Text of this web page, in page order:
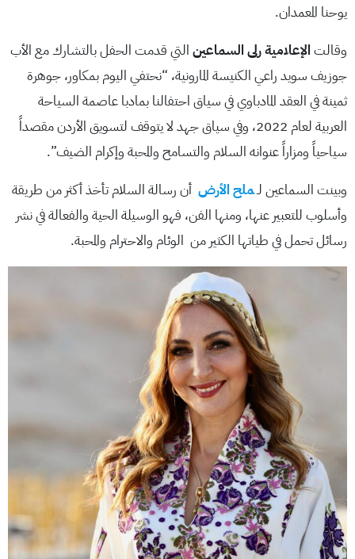
يوحنا المعمدان.
وقالت الإعلامية رلى السماعين التي قدمت الحفل بالتشارك مع الأب
جوزيف سويد راعي الكنيسة المارونية، “نحتفي اليوم بمكاور، جوهرة
ثمينة في العقد المادباوي في سياق احتفالنا بمادبا عاصمة السياحة
العربية لعام 2022، وفي سياق جهد لا يتوقف لتسويق الأردن مقصداً
سياحياً ومزاراً عنوانه السلام والتسامح والمحبة وإكرام الضيف”.
وبينت السماعين لـملح الأرض أن رسالة السلام تأخذ أكثر من طريقة
وأسلوب للتعبير عنها، ومنها الفن، فهو الوسيلة الحية والفعالة في نشر
رسائل تحمل في طياتها الكثير من الوئام والاحترام والمحبة.